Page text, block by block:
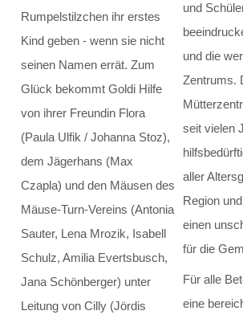
Theater
Schulmediator*innen-AG
Fahrrad-AG
Musik AGs
Kletter-AG
Schulsanitätsdienst
Rumpelstilzchen ihr erstes
Kind geben - wenn sie nicht
seinen Namen errät. Zum
Glück bekommt Goldi Hilfe
von ihrer Freundin Flora
(Paula Ulfik / Johanna Stoz),
dem Jägerhans (Max
Czapla) und den Mäusen des
Mäuse-Turn-Vereins (Antonia
Sauter, Lena Mrozik, Isabell
Schulz, Amilia Evertsbusch,
Jana Schönberger) unter
Leitung von Cilly (Jördis
und
und die
Zentrums.
seit vielen
aller
Region
einen
für die
Für alle
eine